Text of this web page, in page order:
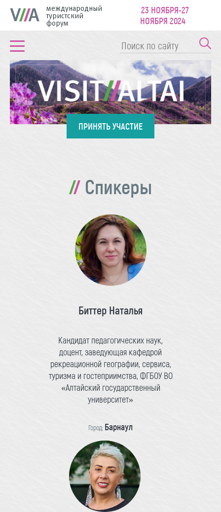
международный
туристский
форум
23 НОЯБРЯ-27
НОЯБРЯ 2024
ПРИНЯТЬ УЧАСТИЕ
Спикеры
Биттер Наталья
Кандидат педагогических наук,
доцент, заведующая кафедрой
рекреационной географии, сервиса,
туризма и гостеприимства, ФГБОУ ВО
«Алтайский государственный
университет»
Город: Барнаул